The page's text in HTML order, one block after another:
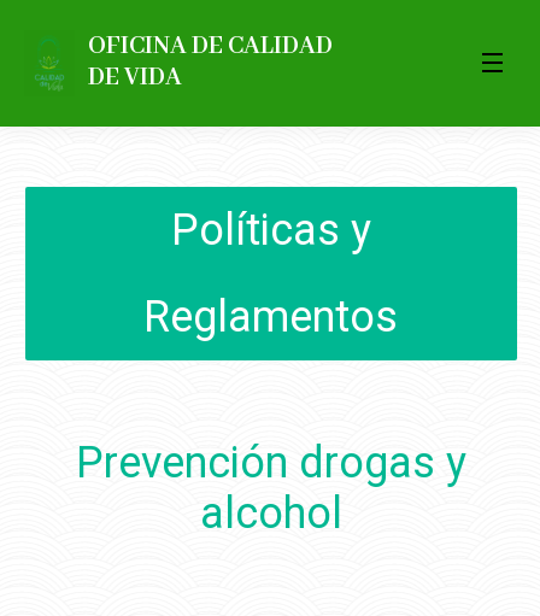
OFICINA DE CALIDAD
DE VIDA
Políticas y
Reglamentos
Prevención drogas y
alcohol